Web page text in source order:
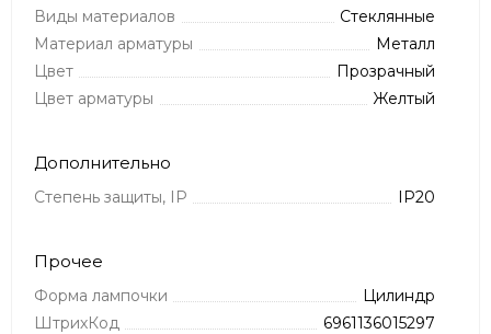
Виды материалов
Стеклянные
Материал арматуры
Металл
Цвет
Прозрачный
Цвет арматуры
Желтый
Дополнительно
Степень защиты, IP IP20
Прочее
Форма лампочки
Цилиндр
ШтрихКод
6961136015297